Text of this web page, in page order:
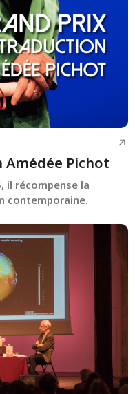
Pichot
il récompense la
contemporaine.